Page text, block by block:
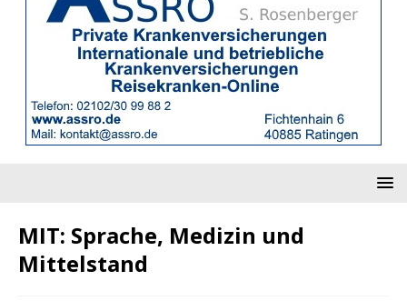
MIT: Sprache, Medizin und
Mittelstand